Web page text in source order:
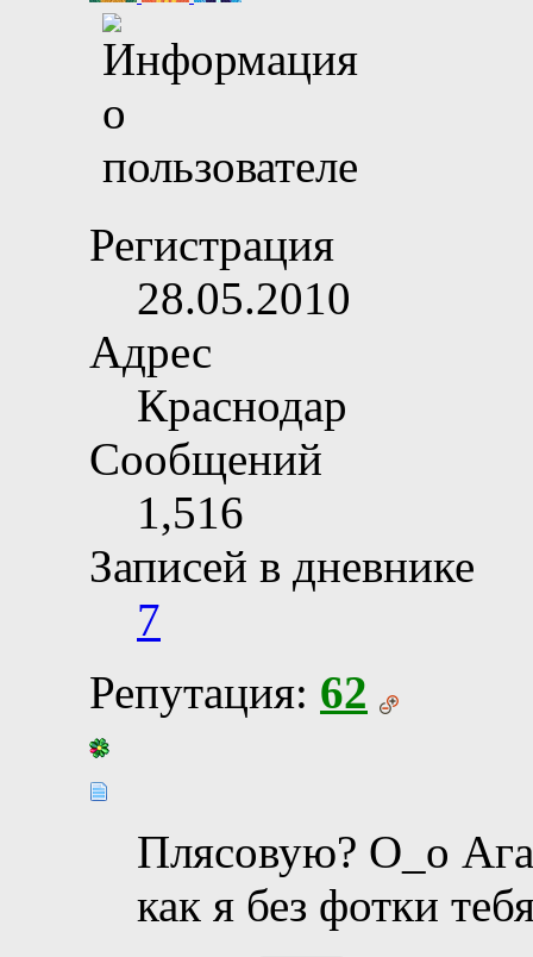
Регистрация
28.05.2010
Адрес
Краснодар
Сообщений
1,516
Записей в дневнике
7
Репутация: 62
Плясовую? О_о
как я без фотки